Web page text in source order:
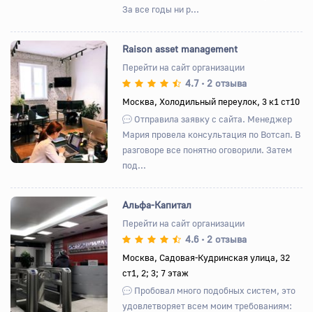
За все годы ни р...
Назад Вперед
Raison asset management
Перейти на сайт организации
4.7 • 2 отзыва
Москва, Холодильный переулок, 3 к1 ст10
Отправила заявку с сайта. Менеджер
Мария провела консультация по Вотсап. В
разговоре все понятно оговорили. Затем
под...
Назад Вперед
Альфа-Капитал
Перейти на сайт организации
4.6 • 2 отзыва
Москва, Садовая-Кудринская улица, 32
ст1, 2; 3; 7 этаж
Пробовал много подобных систем, это
удовлетворяет всем моим требованиям: